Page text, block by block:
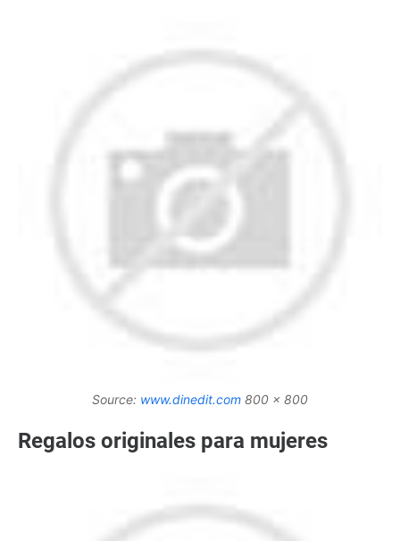
Source: www.dinedit.com 800 x 800
Regalos originales para mujeres